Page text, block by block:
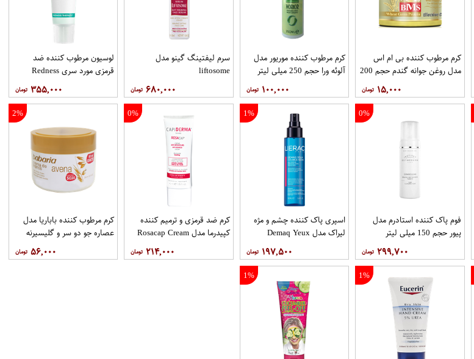
کرم مرطوب کننده بی ام اس
مدل روغن جوانه گندم حجم 200
۱۵,۰۰۰
کرم مرطوب کننده موریور مدل
آلوئه ورا حجم 250 میلی لیتر
۱۰۰,۰۰۰
سرم لیفتینگ گینو مدل
liftosome
۶۸۰,۰۰۰
لوسیون مرطوب کننده ضد
قرمزی مورد سری Redness
Therapy مدل Correcting
Muisturizer Spf15 حجم 50۳۵۵,۰۰۰
0%
فوم پاک کننده استادرم مدل
پیور حجم 150 میلی لیتر
۲۹۹,۷۰۰
1%
اسپری پاک کننده چشم و مژه
لیراک مدل Demaq Yeux
Double Soin حجم 100 میلی
لیتر
۱۹۷,۵۰۰
0%
کرم ضد قرمزی و ترمیم کننده
کپیدرما مدل Rosacap Cream
۲۱۴,۰۰۰
2%
کرم مرطوب کننده باباریا مدل
عصاره جو دو سر و گلیسیرنه
۵۶,۰۰۰
1%
1%